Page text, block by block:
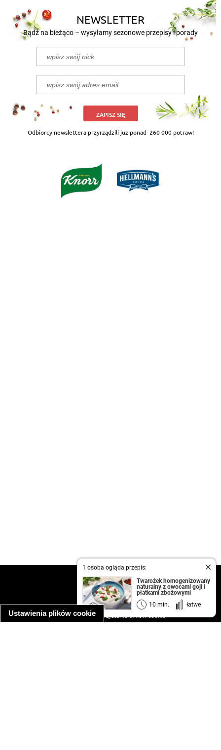
Ustawienia plików cookie
1 osoba ogląda przepis:
Twarożek homogenizowany
naturalny z owocami goji i
płatkami zbożowymi
10 min.
łatwe
NEWSLETTER
Bądź na bieżąco – wysyłamy sezonowe przepisy i porady
ZAPISZ SIĘ
Odbiorcy newslettera przyrządzili już ponad 260 000 potraw!
kontakt
regulamin
informacja o prywatności
informacja o wykorzystaniu plików cookie